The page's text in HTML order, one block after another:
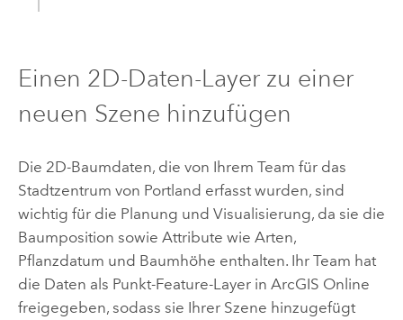
Einen 2D-Daten-Layer zu einer
neuen Szene hinzufügen
Die 2D-Baumdaten, die von Ihrem Team für das
Stadtzentrum von Portland erfasst wurden, sind
wichtig für die Planung und Visualisierung, da sie die
Baumposition sowie Attribute wie Arten,
Pflanzdatum und Baumhöhe enthalten. Ihr Team hat
die Daten als Punkt-Feature-Layer in ArcGIS Online
freigegeben, sodass sie Ihrer Szene hinzugefügt